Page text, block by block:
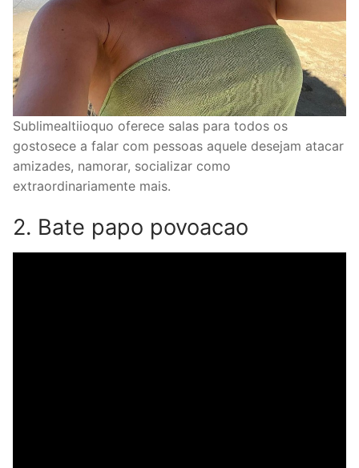
Sublimealtiioquo oferece salas para todos os
gostosece a falar com pessoas aquele desejam atacar
amizades, namorar, socializar como
extraordinariamente mais.
2. Bate papo povoacao